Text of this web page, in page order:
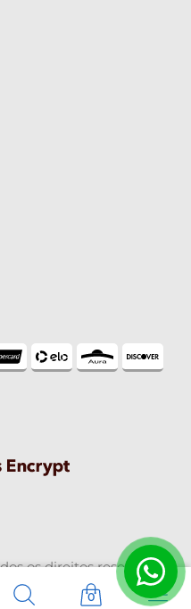
os direitos reservados -
por:
ZHF Mídia Digital
0